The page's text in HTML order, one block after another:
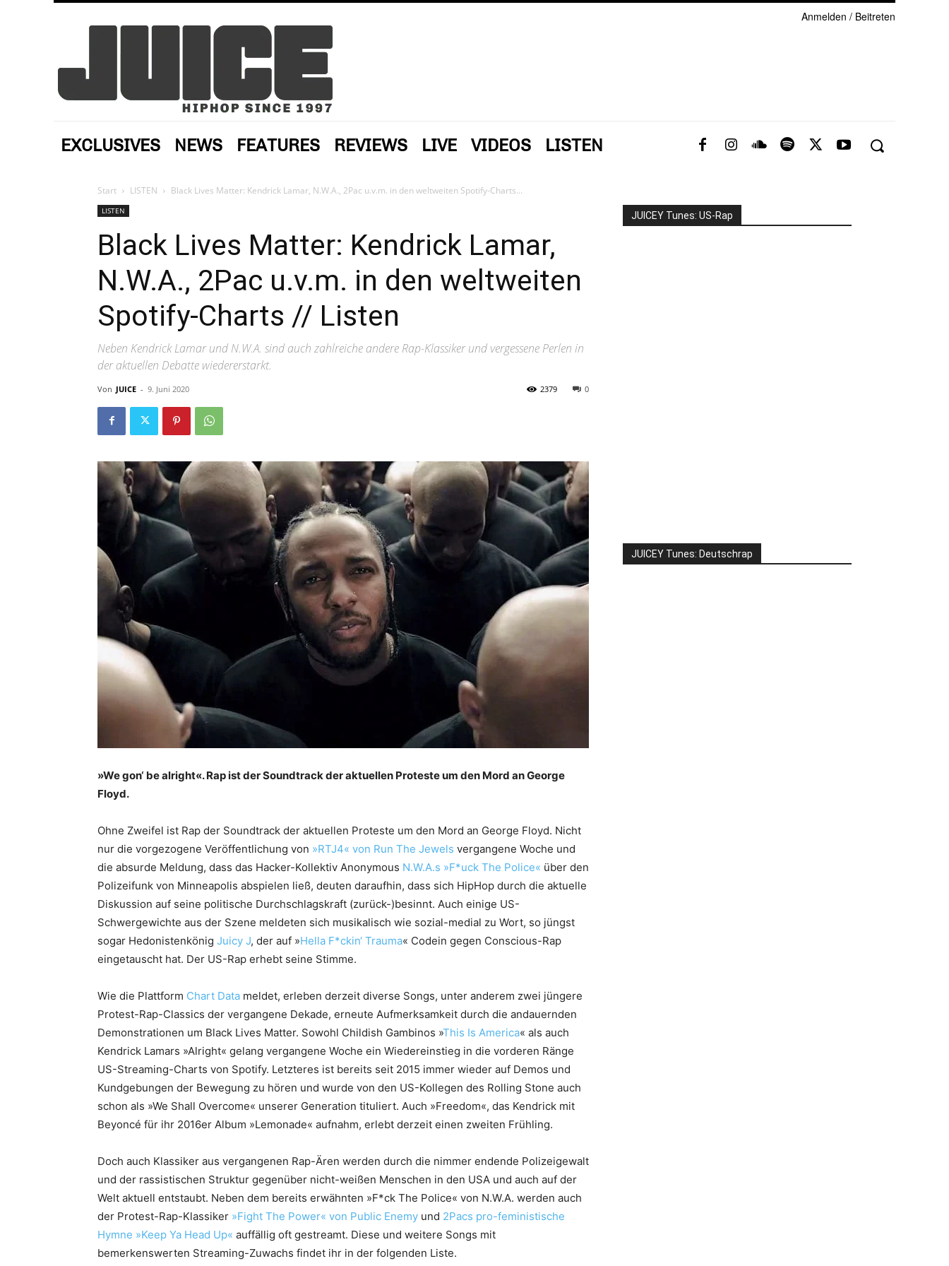
Anmelden / Beitreten
EXCLUSIVES NEWS FEATURES REVIEWS LIVE VIDEOS LISTEN
Start LISTEN Black Lives Matter: Kendrick Lamar, N.W.A., 2Pac u.v.m. in den weltweiten Spotify-Charts...
LISTEN
Black Lives Matter: Kendrick Lamar,
N.W.A., 2Pac u.v.m. in den weltweiten
Spotify-Charts // Listen
Neben Kendrick Lamar und N.W.A. sind auch zahlreiche andere Rap-Klassiker und vergessene Perlen in
der aktuellen Debatte wiedererstarkt.
Von JUICE - 9. Juni 2020 0
2379
»We gon‘ be alright«. Rap ist der Soundtrack der aktuellen Proteste um den Mord an George
Floyd.
Ohne Zweifel ist Rap der Soundtrack der aktuellen Proteste um den Mord an George Floyd. Nicht
nur die vorgezogene Veröffentlichung von »RTJ4« von Run The Jewels vergangene Woche und
die absurde Meldung, dass das Hacker-Kollektiv Anonymous N.W.A.s »F*uck The Police« über den
Polizeifunk von Minneapolis abspielen ließ, deuten daraufhin, dass sich HipHop durch die aktuelle
Diskussion auf seine politische Durchschlagskraft (zurück-)besinnt. Auch einige US-
Schwergewichte aus der Szene meldeten sich musikalisch wie sozial-medial zu Wort, so jüngst
sogar Hedonistenkönig Juicy J, der auf »Hella F*ckin‘ Trauma« Codein gegen Conscious-Rap
eingetauscht hat. Der US-Rap erhebt seine Stimme.
Wie die Plattform Chart Data meldet, erleben derzeit diverse Songs, unter anderem zwei jüngere
Protest-Rap-Classics der vergangene Dekade, erneute Aufmerksamkeit durch die andauernden
Demonstrationen um Black Lives Matter. Sowohl Childish Gambinos »This Is America« als auch
Kendrick Lamars »Alright« gelang vergangene Woche ein Wiedereinstieg in die vorderen Ränge
US-Streaming-Charts von Spotify. Letzteres ist bereits seit 2015 immer wieder auf Demos und
Kundgebungen der Bewegung zu hören und wurde von den US-Kollegen des Rolling Stone auch
schon als »We Shall Overcome« unserer Generation tituliert. Auch »Freedom«, das Kendrick mit
Beyoncé für ihr 2016er Album »Lemonade« aufnahm, erlebt derzeit einen zweiten Frühling.
Doch auch Klassiker aus vergangenen Rap-Ären werden durch die nimmer endende Polizeigewalt
und der rassistischen Struktur gegenüber nicht-weißen Menschen in den USA und auch auf der
Welt aktuell entstaubt. Neben dem bereits erwähnten »F*ck The Police« von N.W.A. werden auch
der Protest-Rap-Klassiker »Fight The Power« von Public Enemy und 2Pacs pro-feministische
Hymne »Keep Ya Head Up« auffällig oft gestreamt. Diese und weitere Songs mit
bemerkenswerten Streaming-Zuwachs findet ihr in der folgenden Liste.
JUICEY Tunes: US-Rap
JUICEY Tunes: Deutschrap